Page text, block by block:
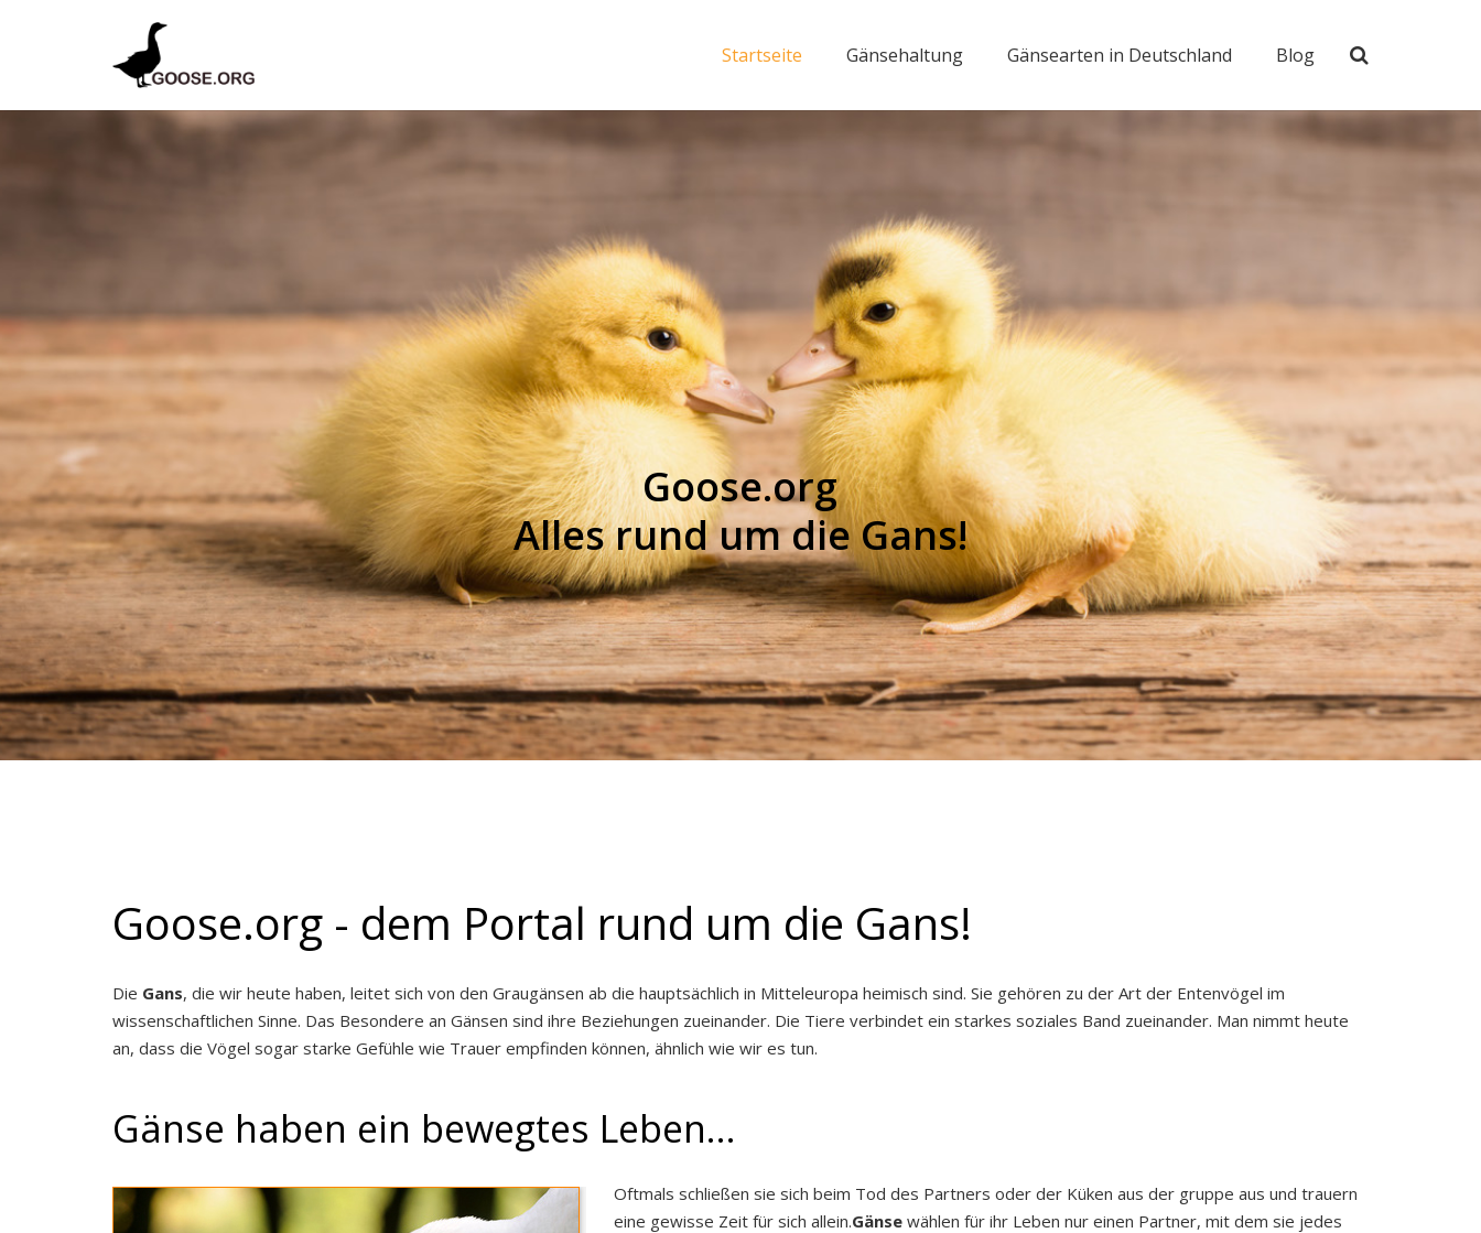
Startseite Gänsehaltung Gänsearten in Deutschland Blog
Goose.org
Alles rund um die Gans!
Goose.org - dem Portal rund um die Gans!
Die Gans, die wir heute haben, leitet sich von den Graugänsen ab die hauptsächlich in Mitteleuropa heimisch sind. Sie gehören zu der Art der Entenvögel im
wissenschaftlichen Sinne. Das Besondere an Gänsen sind ihre Beziehungen zueinander. Die Tiere verbindet ein starkes soziales Band zueinander. Man nimmt heute
an, dass die Vögel sogar starke Gefühle wie Trauer empfinden können, ähnlich wie wir es tun.
Gänse haben ein bewegtes Leben...
Oftmals schließen sie sich beim Tod des Partners oder der Küken aus der gruppe aus und trauern
eine gewisse Zeit für sich allein.Gänse wählen für ihr Leben nur einen Partner, mit dem sie jedes